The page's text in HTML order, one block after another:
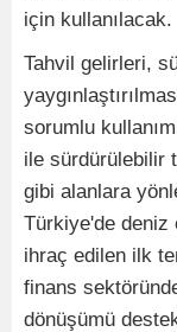
için kullanılacak.
Tahvil gelirleri,
sorumlu
ile sürdürülebilir
gibi alanlara
Türkiye'de deniz
ihraç edilen ilk
finans
dönüşümü